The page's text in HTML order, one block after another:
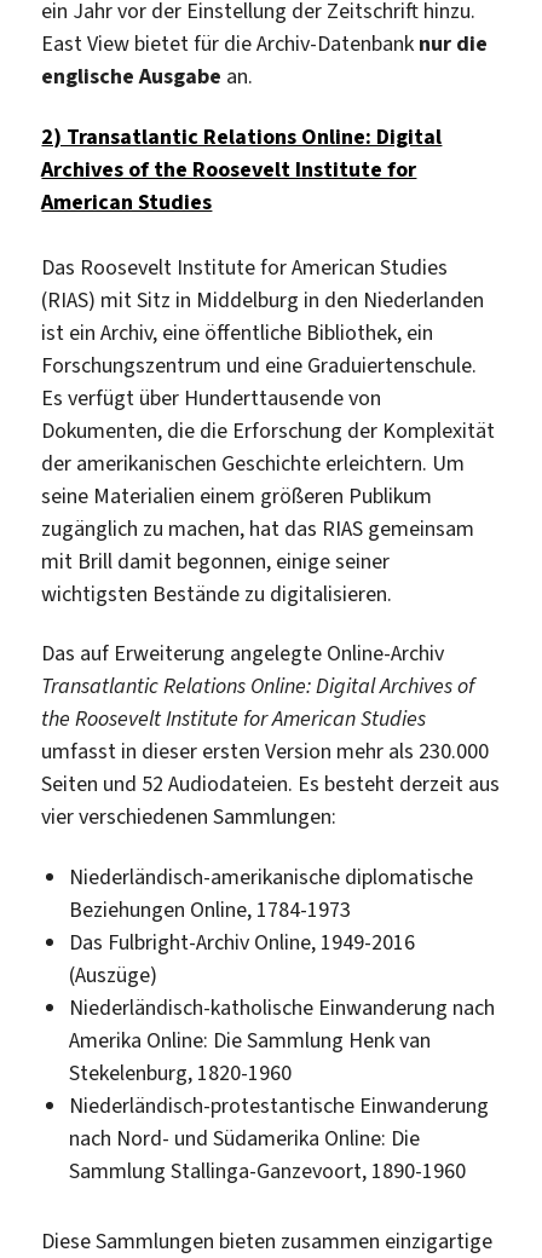
ein Jahr vor der Einstellung der Zeitschrift hinzu.
East View bietet für die Archiv-Datenbank nur die
englische Ausgabe an.
2) Transatlantic Relations Online: Digital
Archives of the Roosevelt Institute for
American Studies
Das Roosevelt Institute for American Studies
(RIAS) mit Sitz in Middelburg in den Niederlanden
ist ein Archiv, eine öffentliche Bibliothek, ein
Forschungszentrum und eine Graduiertenschule.
Es verfügt über Hunderttausende von
Dokumenten, die die Erforschung der Komplexität
der amerikanischen Geschichte erleichtern. Um
seine Materialien einem größeren Publikum
zugänglich zu machen, hat das RIAS gemeinsam
mit Brill damit begonnen, einige seiner
wichtigsten Bestände zu digitalisieren.
Das auf Erweiterung angelegte Online-Archiv
Transatlantic Relations Online: Digital Archives of
the Roosevelt Institute for American Studies
umfasst in dieser ersten Version mehr als 230.000
Seiten und 52 Audiodateien. Es besteht derzeit aus
vier verschiedenen Sammlungen:
Niederländisch-amerikanische diplomatische
Beziehungen Online, 1784-1973
Das Fulbright-Archiv Online, 1949-2016
(Auszüge)
Niederländisch-katholische Einwanderung nach
Amerika Online: Die Sammlung Henk van
Stekelenburg, 1820-1960
Niederländisch-protestantische Einwanderung
nach Nord- und Südamerika Online: Die
Sammlung Stallinga-Ganzevoort, 1890-1960
Diese Sammlungen bieten zusammen einzigartige